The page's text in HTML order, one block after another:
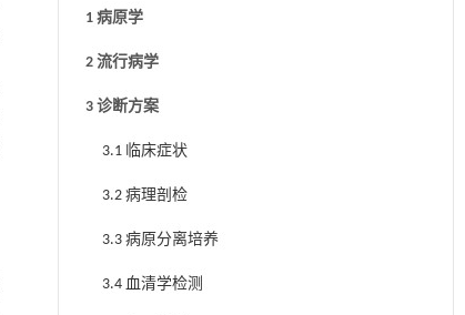
1 病原学
2 流行病学
3 诊断方案
3.1 临床症状
3.2 病理剖检
3.3 病原分离培养
3.4 血清学检测